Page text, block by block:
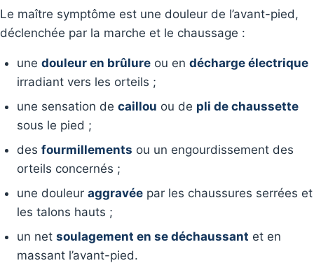
Le maître symptôme est une douleur de l’avant-pied,
déclenchée par la marche et le chaussage :
une douleur en brûlureou en décharge électrique
irradiant vers les orteils ;
une sensation de caillou ou de pli de chaussette
sous le pied ;
des fourmillements ou un engourdissement des
orteils concernés ;
une douleur aggravéepar les chaussures serrées et
les talons hauts ;
un net soulagement en se déchaussant et en
massant l’avant-pied.